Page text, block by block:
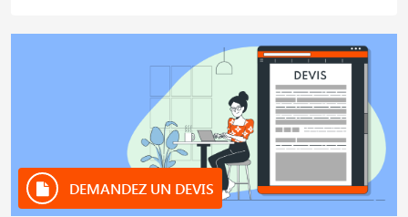
DEMANDEZ UN DEVIS